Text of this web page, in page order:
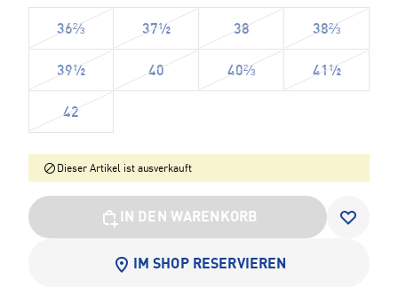
36⅔ 37½ 38 38⅔
39½ 40 40⅔ 41½
42
Dieser Artikel ist ausverkauft
IN DEN WARENKORB
IM SHOP RESERVIEREN